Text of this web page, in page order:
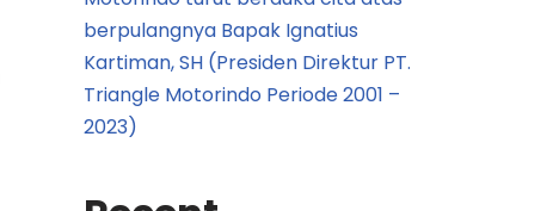
berpulangnya Bapak Ignatius
Kartiman, SH (Presiden Direktur PT.
Triangle Motorindo Periode 2001 –
2023)